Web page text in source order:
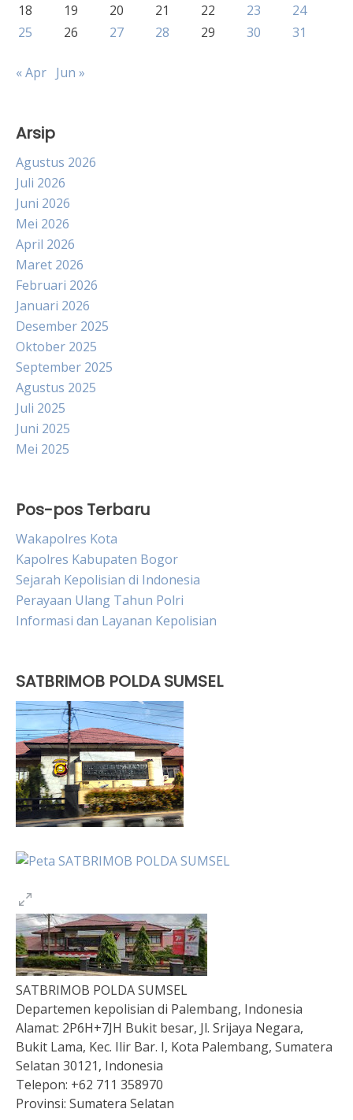
18
19 20 21 22 23
24
25
26 27 28 29 30 31
« Apr Jun »
Arsip
Agustus 2026
Juli 2026
Juni 2026
Mei 2026
April 2026
Maret 2026
Februari 2026
Januari 2026
Desember 2025
Oktober 2025
September 2025
Agustus 2025
Juli 2025
Juni 2025
Mei 2025
Pos-pos Terbaru
Wakapolres Kota
Kapolres Kabupaten Bogor
Sejarah Kepolisian di Indonesia
Perayaan Ulang Tahun Polri
Informasi dan Layanan Kepolisian
SATBRIMOB POLDA SUMSEL
SATBRIMOB POLDA SUMSEL
Departemen kepolisian di Palembang, Indonesia
Alamat: 2P6H+7JH Bukit besar, Jl. Srijaya Negara,
Bukit Lama, Kec. Ilir Bar. I, Kota Palembang, Sumatera
Selatan 30121, Indonesia
Telepon: +62 711 358970
Provinsi: Sumatera Selatan